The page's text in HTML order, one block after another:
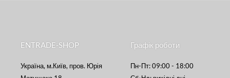
ENTRADE-SHOP
Україна, м.Київ, пров. Юрія
Графік роботи
Пн-Пт: 09:00 - 18:00